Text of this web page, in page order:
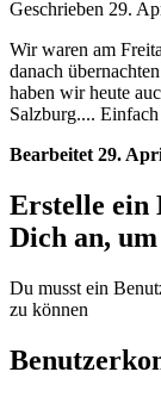
Geschrieben 29.
Wir waren am
danach
haben wir heute
Salzburg....
Bearbeitet 29.
Erstelle ein
Dich an,
Du musst ein
zu können